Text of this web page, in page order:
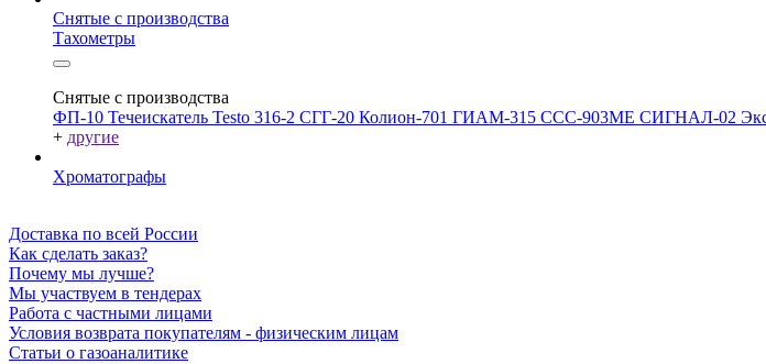
Снятые с производства
Тахометры
Снятые с производства
ФП-10 Течеискатель Testo 316-2 СГГ-20 Колион-701 ГИАМ-315 ССС-903МЕ СИГНАЛ-02
+ другие
Хроматографы
Доставка по всей России
Как сделать заказ?
Почему мы лучше?
Мы участвуем в тендерах
Работа с частными лицами
Условия возврата покупателям - физическим лицам
Статьи о газоаналитике